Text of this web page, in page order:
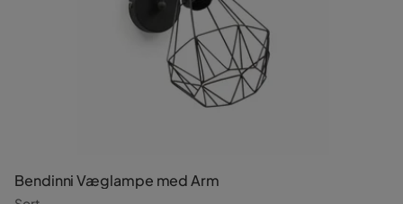
Bendinni Væglampe med Arm